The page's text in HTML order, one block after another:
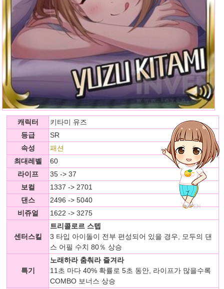
캐릭터
키타미 유즈
등급
SR
속성
패션
최대레벨
60
라이프
35 -> 37
보컬
1337 -> 2701
댄스
2496 -> 5040
비쥬얼
1622 -> 3275
센터스킬
트리콜로르 스텝
3 타입 아이돌이 전부 편성되어 있을 경우, 모두의 댄
스 어필 수치 80％ 상승
특기
노래하라 춤춰라 즐겨라
11초 마다 40% 확률로 5초 동안, 라이프가 많을수록
COMBO 보너스 상승